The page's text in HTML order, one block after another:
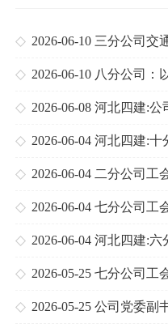
2026-06-10 三分公司交
2026-06-10 八分公司：
2026-06-08 河北四建:公
创”工作
2026-06-04 河北四建:十
2026-06-04 二分公司工
2026-06-04 七分公司工
2026-06-04 河北四建:六
2026-05-25 七分公司工
2026-05-25 公司党委副